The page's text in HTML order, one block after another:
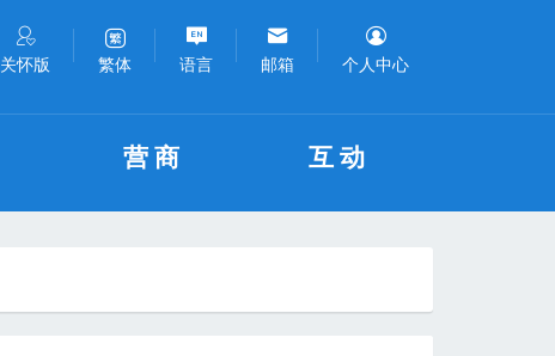
关怀版 繁体 语言 邮箱 个人中心
营商 互动